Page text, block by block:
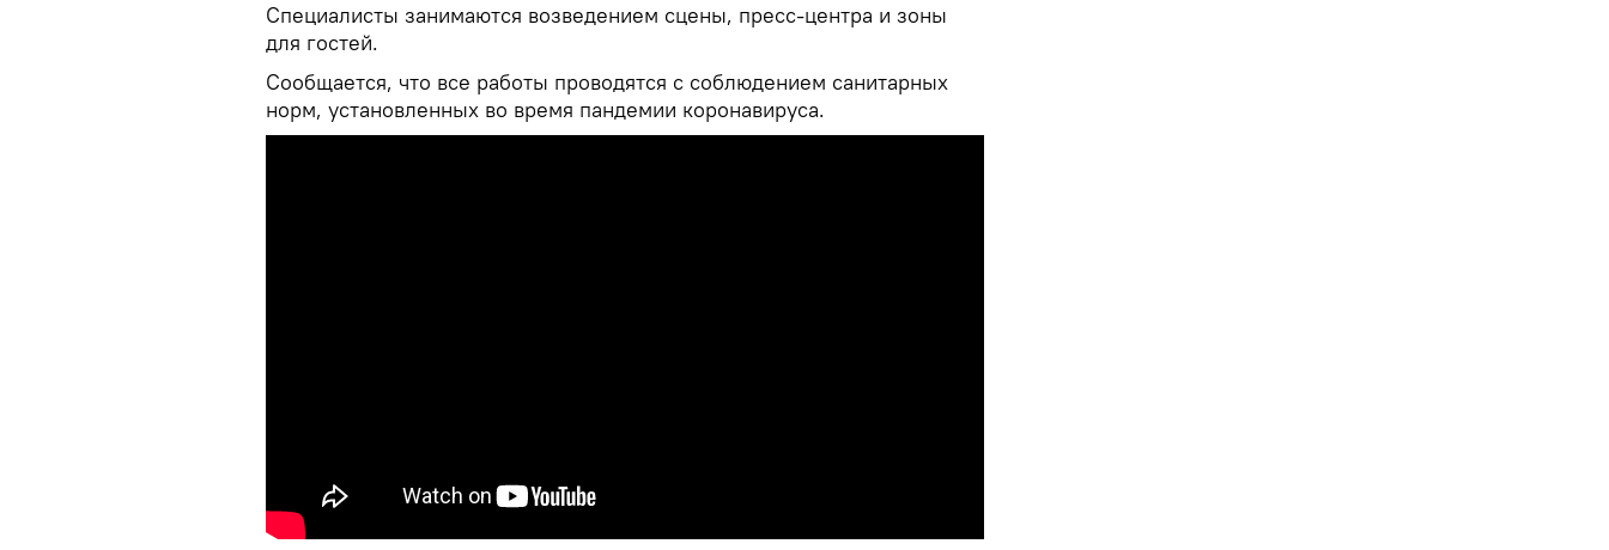
Специалисты занимаются возведением сцены, пресс-центра и зоны
для гостей.
Сообщается, что все работы проводятся с соблюдением санитарных
норм, установленных во время пандемии коронавируса.